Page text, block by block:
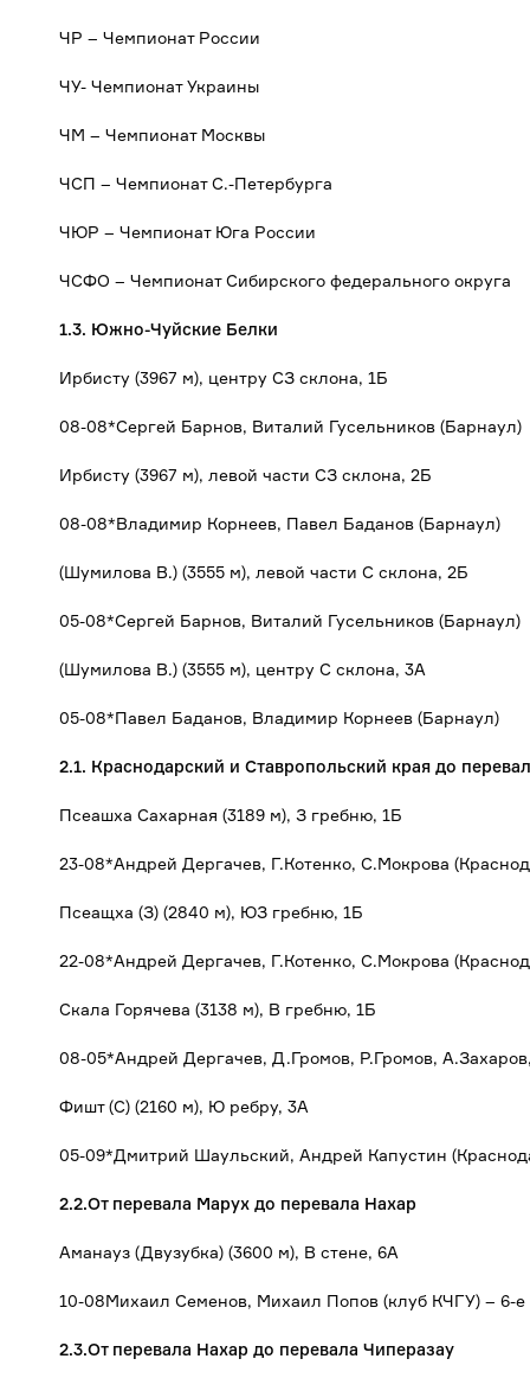
ЧР – Чемпионат России
ЧУ- Чемпионат Украины
ЧМ – Чемпионат Москвы
ЧСП – Чемпионат С.-Петербурга
ЧЮР – Чемпионат Юга России
ЧСФО – Чемпионат Сибирского федерального округа
1.3. Южно-Чуйские Белки
Ирбисту (3967 м), центру СЗ склона, 1Б
08-08*Сергей Барнов, Виталий Гусельников (Барнаул)
Ирбисту (3967 м), левой части СЗ склона, 2Б
08-08*Владимир Корнеев, Павел Баданов (Барнаул)
(Шумилова В.) (3555 м), левой части С склона, 2Б
05-08*Сергей Барнов, Виталий Гусельников (Барнаул)
(Шумилова В.) (3555 м), центру С склона, 3А
05-08*Павел Баданов, Владимир Корнеев (Барнаул)
2.1. Краснодарский и Ставропольский края до
Псеашха Сахарная (3189 м), З гребню, 1Б
23-08*Андрей Дергачев, Г.Котенко, С.Мокрова
Псеащха (З) (2840 м), ЮЗ гребню, 1Б
22-08*Андрей Дергачев, Г.Котенко, С.Мокрова
Скала Горячева (3138 м), В гребню, 1Б
08-05*Андрей Дергачев, Д.Громов, Р.Громов,
Фишт (С) (2160 м), Ю ребру, 3А
05-09*Дмитрий Шаульский, Андрей Капустин
2.2.От перевала Марух до перевала Нахар
Аманауз (Двузубка) (3600 м), В стене, 6А
10-08Михаил Семенов, Михаил Попов (клуб КЧГУ) – 6-
2.3.От перевала Нахар до перевала Чиперазау